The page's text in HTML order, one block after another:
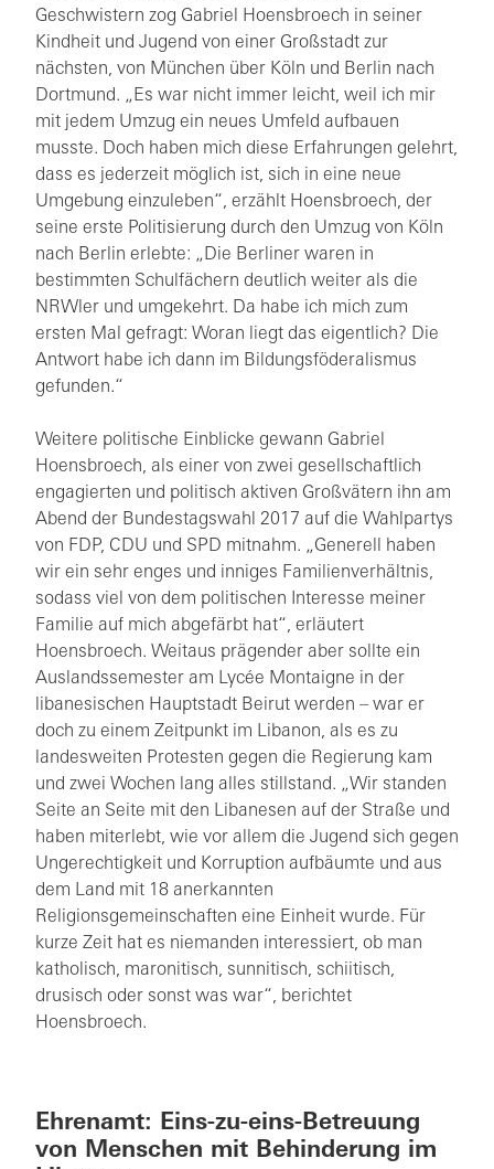
Geschwistern zog Gabriel Hoensbroech in seiner
Kindheit und Jugend von einer Großstadt zur
nächsten, von München über Köln und Berlin nach
Dortmund. „Es war nicht immer leicht, weil ich mir
mit jedem Umzug ein neues Umfeld aufbauen
musste. Doch haben mich diese Erfahrungen gelehrt,
dass es jederzeit möglich ist, sich in eine neue
Umgebung einzuleben“, erzählt Hoensbroech, der
seine erste Politisierung durch den Umzug von Köln
nach Berlin erlebte: „Die Berliner waren in
bestimmten Schulfächern deutlich weiter als die
NRWler und umgekehrt. Da habe ich mich zum
ersten Mal gefragt: Woran liegt das eigentlich? Die
Antwort habe ich dann im Bildungsföderalismus
gefunden.“
Weitere politische Einblicke gewann Gabriel
Hoensbroech, als einer von zwei gesellschaftlich
engagierten und politisch aktiven Großvätern ihn am
Abend der Bundestagswahl 2017 auf die Wahlpartys
von FDP, CDU und SPD mitnahm. „Generell haben
wir ein sehr enges und inniges Familienverhältnis,
sodass viel von dem politischen Interesse meiner
Familie auf mich abgefärbt hat“, erläutert
Hoensbroech. Weitaus prägender aber sollte ein
Auslandssemester am Lycée Montaigne in der
libanesischen Hauptstadt Beirut werden – war er
doch zu einem Zeitpunkt im Libanon, als es zu
landesweiten Protesten gegen die Regierung kam
und zwei Wochen lang alles stillstand. „Wir standen
Seite an Seite mit den Libanesen auf der Straße und
haben miterlebt, wie vor allem die Jugend sich gegen
Ungerechtigkeit und Korruption aufbäumte und aus
dem Land mit 18 anerkannten
Religionsgemeinschaften eine Einheit wurde. Für
kurze Zeit hat es niemanden interessiert, ob man
katholisch, maronitisch, sunnitisch, schiitisch,
drusisch oder sonst was war“, berichtet
Hoensbroech.
Ehrenamt: Eins-zu-eins-Betreuung
von Menschen mit Behinderung im